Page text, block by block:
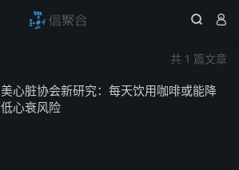
 
共 1 篇文章
美心脏协会新研究：每天饮用咖啡或能降
低心衰风险